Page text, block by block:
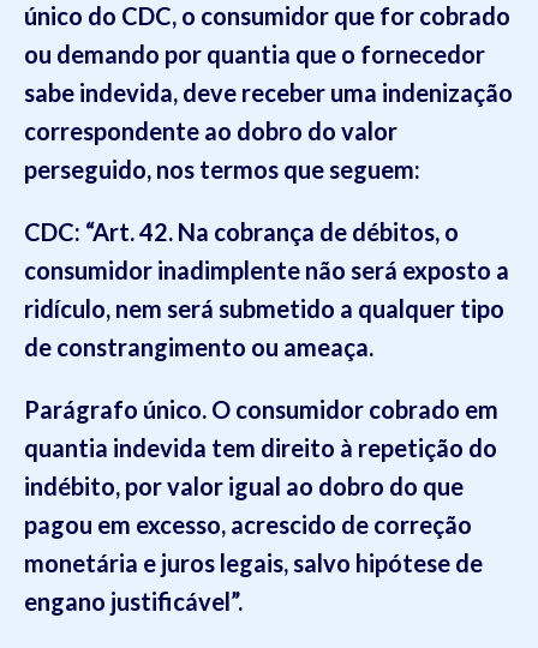
único do CDC, o consumidor que for cobrado
ou demando por quantia que o fornecedor
sabe indevida, deve receber uma indenização
correspondente ao dobro do valor
perseguido, nos termos que seguem:
CDC: “Art. 42. Na cobrança de débitos, o
consumidor inadimplente não será exposto a
ridículo, nem será submetido a qualquer tipo
de constrangimento ou ameaça.
Parágrafo único. O consumidor cobrado em
quantia indevida tem direito à repetição do
indébito, por valor igual ao dobro do que
pagou em excesso, acrescido de correção
monetária e juros legais, salvo hipótese de
engano justificável”.